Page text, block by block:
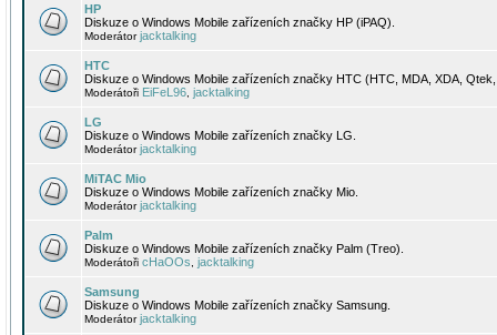
HP
Diskuze o Windows Mobile zařízeních značky HP (iPAQ).
Moderátorjacktalking
HTC
Diskuze o Windows Mobile zařízeních značky HTC (HTC, MDA, XDA,
Moderátoři EiFeL96 jacktalking
LG
Diskuze o Windows Mobile zařízeních značky LG.
Moderátorjacktalking
MiTAC Mio
Diskuze o Windows Mobile zařízeních značky Mio.
Moderátorjacktalking
Palm
Diskuze o Windows Mobile zařízeních značky Palm (Treo).
Moderátoři cHaOOs jacktalking
Samsung
Diskuze o Windows Mobile zařízeních značky Samsung.
Moderátorjacktalking